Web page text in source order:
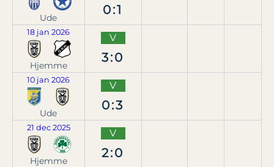
Ude
0:1
18 jan 2026
Hjemme
V
3:0
10 jan 2026
Ude
V
0:3
21 dec 2025
Hjemme
V
2:0